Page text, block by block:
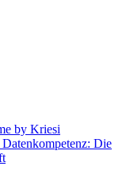
by Kriesi
Datenkompetenz: Die